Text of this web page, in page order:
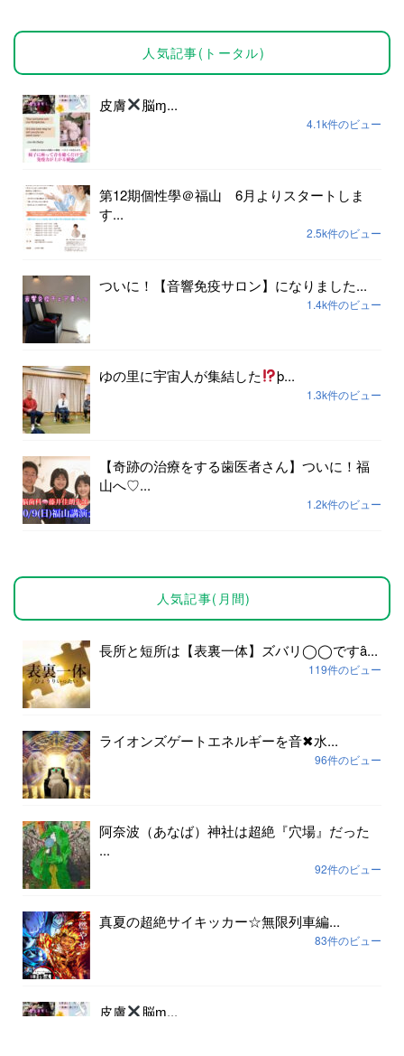
人気記事(トータル)
皮膚 脳ɱ...
4.1k件のビュー
第12期個性學＠福山 6月よりスタートしま
す...
2.5k件のビュー
ついに！【音響免疫サロン】になりました...
1.4k件のビュー
ゆの里に宇宙人が集結した þ...
1.3k件のビュー
【奇跡の治療をする歯医者さん】ついに！福
山へ♡...
1.2k件のビュー
人気記事(月間)
長所と短所は【表裏一体】ズバリ◯◯ですȃ...
119件のビュー
ライオンズゲートエネルギーを音✖︎水...
96件のビュー
阿奈波（あなば）神社は超絶『穴場』だった
...
92件のビュー
真夏の超絶サイキッカー☆無限列車編...
83件のビュー
皮膚 脳ɱ...